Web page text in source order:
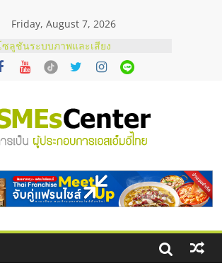
Friday, August 7, 2026
านเครื่องเสียงคุณภาพสูง พร้อม
โซลูชันระบบภาพและเสียง
บริษัท Cybersecurity ในไทยที่ไหนดี?
ยากหาเงินทุน เพิ่มสภาพคล่องให้ธุรกิจ
ริ่มยังไงให้ผ่านฉลุย
มมนาออนไลน์ โอกาสบริหารสถานี
มมนาลงทุน แฟรนไชส์ยอนนี่
Meet Up จับคู่แฟรน
ชส์ ครั้งที่ 8